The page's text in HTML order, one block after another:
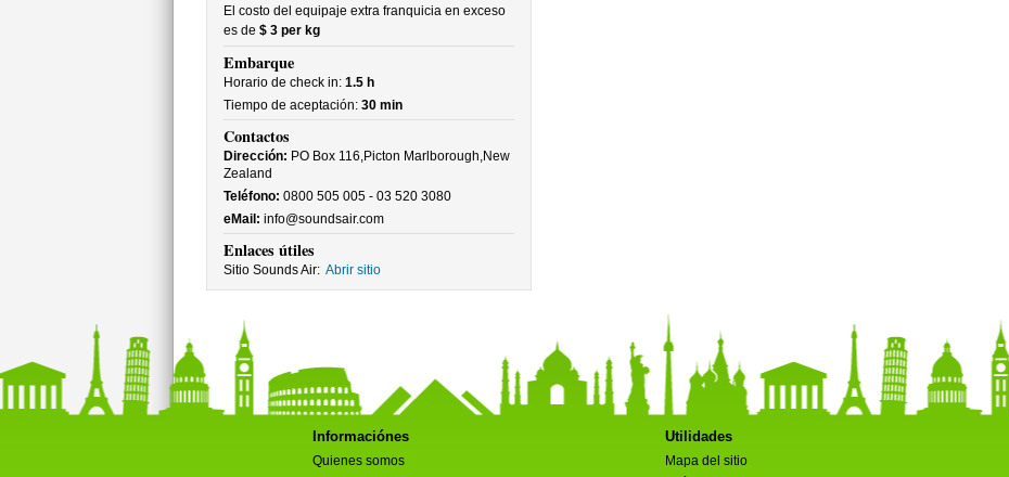
El costo del equipaje extra franquicia en exceso
es de $ 3 per kg
Embarque
Horario de check in: 1.5 h
Tiempo de aceptación: 30 min
Contactos
Dirección: PO Box 116,Picton Marlborough,New
Zealand
Teléfono: 0800 505 005 - 03 520 3080
eMail: info@soundsair.com
Enlaces útiles
Sitio Sounds Air: Abrir sitio
Informaciónes
Quienes somos
Utilidades
Mapa del sitio